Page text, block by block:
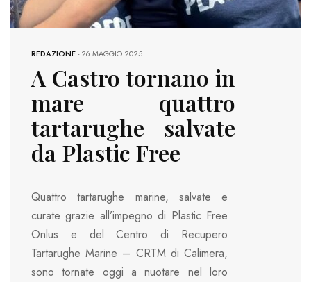
REDAZIONE-26 MAGGIO 2025
A Castro tornano in
mare quattro
tartarughe salvate
da Plastic Free
Quattro tartarughe marine, salvate e
curate grazie all’impegno di Plastic Free
Onlus e del Centro di Recupero
Tartarughe Marine – CRTM di Calimera,
sono tornate oggi a nuotare nel loro